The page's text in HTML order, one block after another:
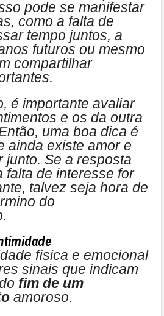
pode se manifestar
como a falta de
tempo juntos, a
futuros ou mesmo
compartilhar
é importante avaliar
e os da outra
uma boa dica é
ainda existe amor e
junto. Se a resposta
falta de interesse for
talvez seja hora de
do
física e emocional
sinais que indicam
fim de um
amoroso.